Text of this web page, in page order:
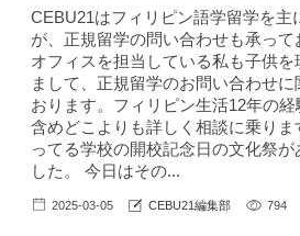
CEBU21はフィリピン語学留学を主
が、正規留学の問い合わせも承っ
オフィスを担当している私も子供
まして、正規留学のお問い合わせ
おります。フィリピン生活12年の
含めどこよりも詳しく相談に乗り
ってる学校の開校記念日の文化祭
した。 今日はその...
2025-03-05 CEBU21編集部 794